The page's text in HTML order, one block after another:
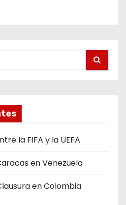
la FIFA y la UEFA
en Venezuela
en Colombia